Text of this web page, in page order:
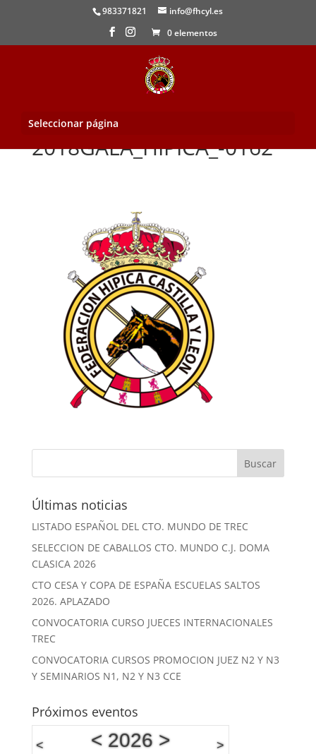
983371821
info@fhcyl.es
0 elementos
Seleccionar página
2018GALA_HIPICA_-0162
Últimas noticias
LISTADO ESPAÑOL DEL CTO. MUNDO DE TREC
SELECCION DE CABALLOS CTO. MUNDO C.J. DOMA
CLASICA 2026
CTO CESA Y COPA DE ESPAÑA ESCUELAS SALTOS
2026. APLAZADO
CONVOCATORIA CURSO JUECES INTERNACIONALES
TREC
CONVOCATORIA CURSOS PROMOCION JUEZ N2 Y N3
Y SEMINARIOS N1, N2 Y N3 CCE
Próximos eventos
< < 2026> >